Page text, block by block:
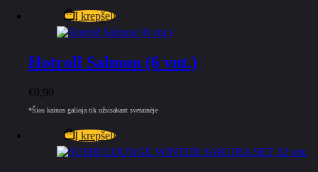
Į krepšelį
Hotroll Salmon (6 vnt.)
€9,99
*Šios kainos galioja tik užsisakant svetainėje
Į krepšelį